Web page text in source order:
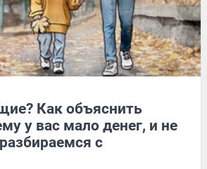
Как объяснить
у вас мало денег, и не
с